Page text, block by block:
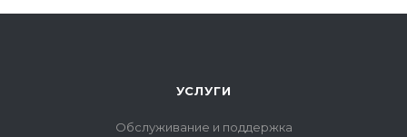
УСЛУГИ
Обслуживание и поддержка